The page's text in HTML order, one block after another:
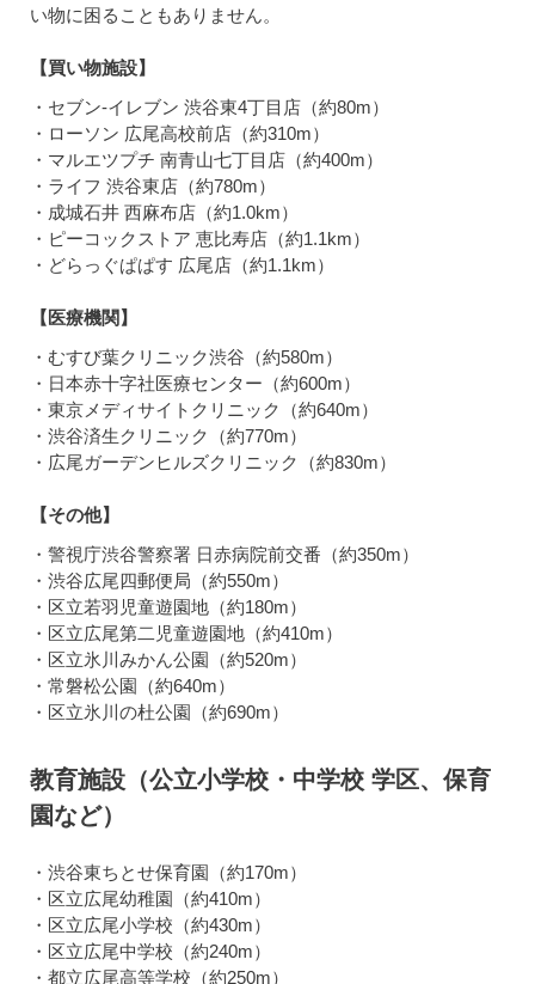
い物に困ることもありません。
【買い物施設】
・セブン-イレブン 渋谷東4丁目店（約80m）
・ローソン 広尾高校前店（約310m）
・マルエツプチ 南青山七丁目店（約400m）
・ライフ 渋谷東店（約780m）
・成城石井 西麻布店（約1.0km）
・ピーコックストア 恵比寿店（約1.1km）
・どらっぐぱぱす 広尾店（約1.1km）
【医療機関】
・むすび葉クリニック渋谷（約580m）
・日本赤十字社医療センター（約600m）
・東京メディサイトクリニック（約640m）
・渋谷済生クリニック（約770m）
・広尾ガーデンヒルズクリニック（約830m）
【その他】
・警視庁渋谷警察署 日赤病院前交番（約350m）
・渋谷広尾四郵便局（約550m）
・区立若羽児童遊園地（約180m）
・区立広尾第二児童遊園地（約410m）
・区立氷川みかん公園（約520m）
・常磐松公園（約640m）
・区立氷川の杜公園（約690m）
教育施設（公立小学校・中学校 学区、保育
園など）
・渋谷東ちとせ保育園（約170m）
・区立広尾幼稚園（約410m）
・区立広尾小学校（約430m）
・区立広尾中学校（約240m）
・都立広尾高等学校（約250m）